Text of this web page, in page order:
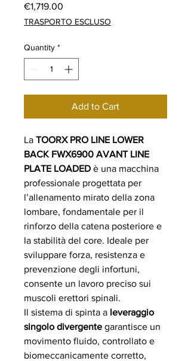
€1,719.00
TRASPORTO ESCLUSO
Quantity *
Add to Cart
La TOORX PRO LINE LOWER
BACK FWX6900 AVANT LINE
PLATE LOADED è una macchina
professionale progettata per
l’allenamento mirato della zona
lombare, fondamentale per il
rinforzo della catena posteriore e
la stabilità del core. Ideale per
sviluppare forza, resistenza e
prevenzione degli infortuni,
consente un lavoro preciso sui
muscoli erettori spinali.
Il sistema di spinta a leveraggio
singolo divergente garantisce un
movimento fluido, controllato e
biomeccanicamente corretto,